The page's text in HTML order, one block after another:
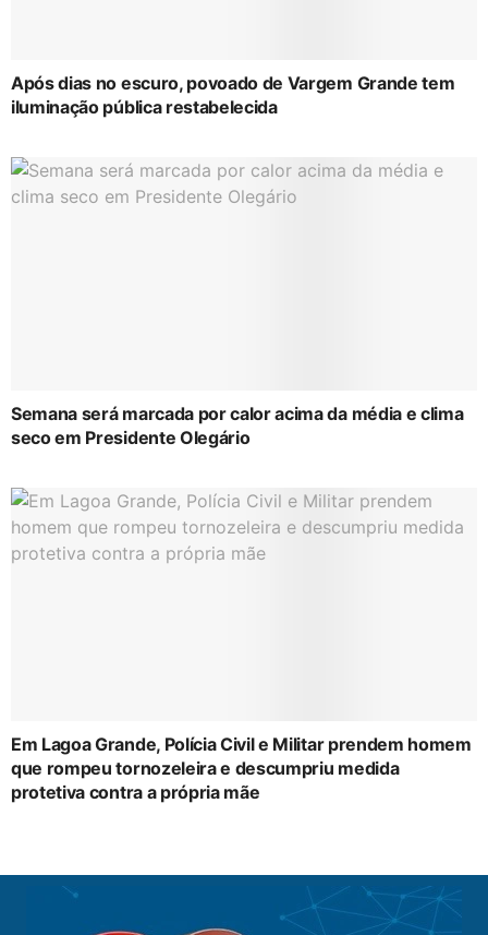
Após dias no escuro, povoado de Vargem Grande tem
iluminação pública restabelecida
Semana será marcada por calor acima da média e clima
seco em Presidente Olegário
Em Lagoa Grande, Polícia Civil e Militar prendem homem
que rompeu tornozeleira e descumpriu medida
protetiva contra a própria mãe